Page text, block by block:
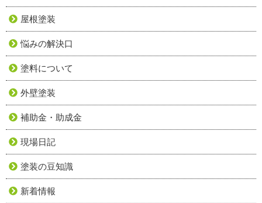
屋根塗装
悩みの解決口
塗料について
外壁塗装
補助金・助成金
現場日記
塗装の豆知識
新着情報